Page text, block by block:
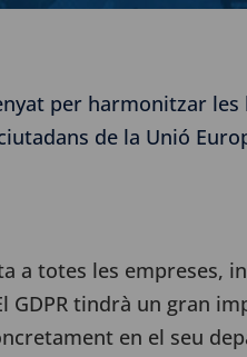
per harmonitzar
de la Unió
a totes les empreses,
GDPR tindrà un gran
en el seu